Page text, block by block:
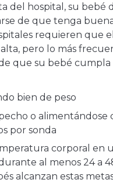
del hospital, su bebé
de que tenga
requieren que
pero lo más
que su bebé cumpla
bien de peso
o alimentándose
por sonda
corporal en
al menos 24 a
alcanzan estas